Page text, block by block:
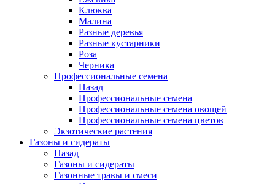
Клюква
Малина
Разные деревья
Разные кустарники
Роза
Черника
Профессиональные семена
Назад
Профессиональные семена
Профессиональные семена овощей
Профессиональные семена цветов
Экзотические растения
Газоны и сидераты
Назад
Газоны и сидераты
Газонные травы и смеси